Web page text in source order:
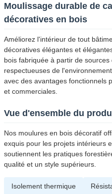
Moulissage durable de
décoratives en bois
Améliorez l'intérieur de tout
décoratives élégantes et
bois fabriquée à partir de
respectueuses de
avec des avantages fonctionnels
et commerciales.
Vue d'ensemble du
Nos moulures en bois décoratif
exquis pour les projets intérieurs
soutiennent les pratiques
qualité et un style supérieurs.
Isolement thermique